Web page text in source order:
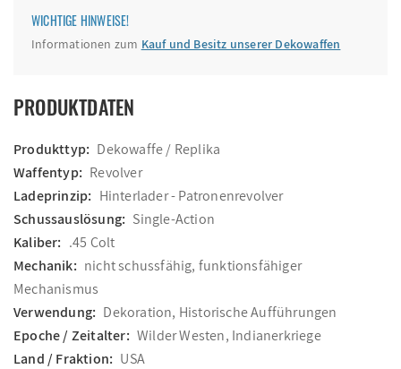
WICHTIGE HINWEISE!
Informationen zum Kauf und Besitz unserer Dekowaffen
PRODUKTDATEN
Produkttyp: Dekowaffe / Replika
Waffentyp: Revolver
Ladeprinzip: Hinterlader - Patronenrevolver
Schussauslösung: Single-Action
Kaliber: .45 Colt
Mechanik: nicht schussfähig, funktionsfähiger
Mechanismus
Verwendung: Dekoration, Historische Aufführungen
Epoche / Zeitalter: Wilder Westen, Indianerkriege
Land / Fraktion: USA